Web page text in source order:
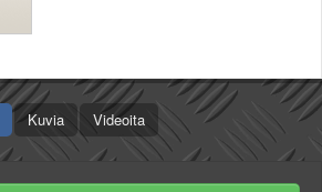
Kuvia Videoita